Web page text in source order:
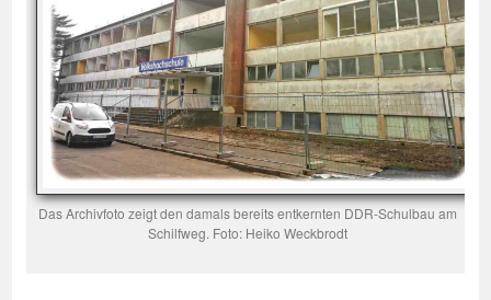
Das Archivfoto zeigt den damals bereits entkernten DDR-Schulbau am
Schilfweg. Foto: Heiko Weckbrodt